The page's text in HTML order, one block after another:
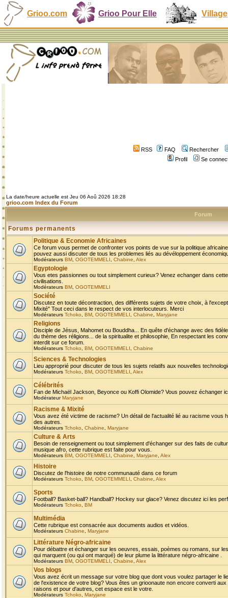
Grioo.com Grioo Pour Elle Village
RSS FAQ
Rechercher
Profil
Se
La date/heure actuelle est Jeu 06 Aoû 2026 18:28
grioo.com Index du Forum
Forum
Forums permanents
Politique & Economie Africaines
Ce forum vous permet de confronter vos points de vue sur la politique
pouvez aussi discuter de tous les problemes liés au dévéloppement
Modérateurs BM OGOTEMMELI Chabine Alex
Egyptologie
Vous etes passionnes ou tout simplement curieux? Venez echanger dans
civilisations.
Modérateurs BM OGOTEMMELI
Société
Discutez en toute décontraction, des différents sujets de votre choix, à
Mixité" Tout ceci dans le respect de vos interlocuteurs. Merci
Modérateurs Tchoko BM OGOTEMMELI Chabine Maryjane
Religions
Disciple de Jésus, Mahomet ou Bouddha... En quête d'échange avec des
du thème des réligions... de la spiritualite et philosophie, En respectant les
interdit sur ce forum.
Modérateurs Tchoko BM OGOTEMMELI Chabine
Sciences & Technologies
Lieu approprié pour discuter de tous les sujets relatifs aux nouvelles
Modérateurs Tchoko BM OGOTEMMELI Alex
Célébrités
Fan de Michaël Jackson, Beyonce ou Koffi Olomide? Vous pouvez échanger
ModérateurMaryjane
Racisme & Mixité
Vous avez été victime de racisme? Un détail de l'actualité lié au racisme
des autres.
Modérateurs Tchoko Chabine Maryjane
Culture & Arts
Besoin de renseignement ou tout simplement d'échanger sur des faits de
musique afro, cette rubrique est faite pour vous.
Modérateurs BM OGOTEMMELI Chabine Maryjane Alex
Histoire
Discutez de l'histoire de notre communauté dans ce forum
Modérateurs Tchoko BM OGOTEMMELI Chabine Alex
Sports
Football? Basket-ball? Handball? Hockey sur glace? Venez discutez ici les
Modérateurs Tchoko BM
Multimédia
Cette rubrique est consacrée aux documents audios et vidéos.
Modérateurs Chabine Maryjane
Littérature Négro-africaine
Pour débattre et échanger sur les oeuvres, essais, poèmes ou romans, sur
qui marquent (ou qui ont marqué) de leur plume la littérature négro-africaine .
Modérateurs BM OGOTEMMELI Chabine Alex
Vos blogs
Vous avez écrit un message sur votre blog que dont vous voulez partager le
de l'existence de votre blog? Vous êtes un grioonaute non encore converti
raisons et pour d'autres, cet espace est le votre.
Modérateurs Tchoko Maryjane